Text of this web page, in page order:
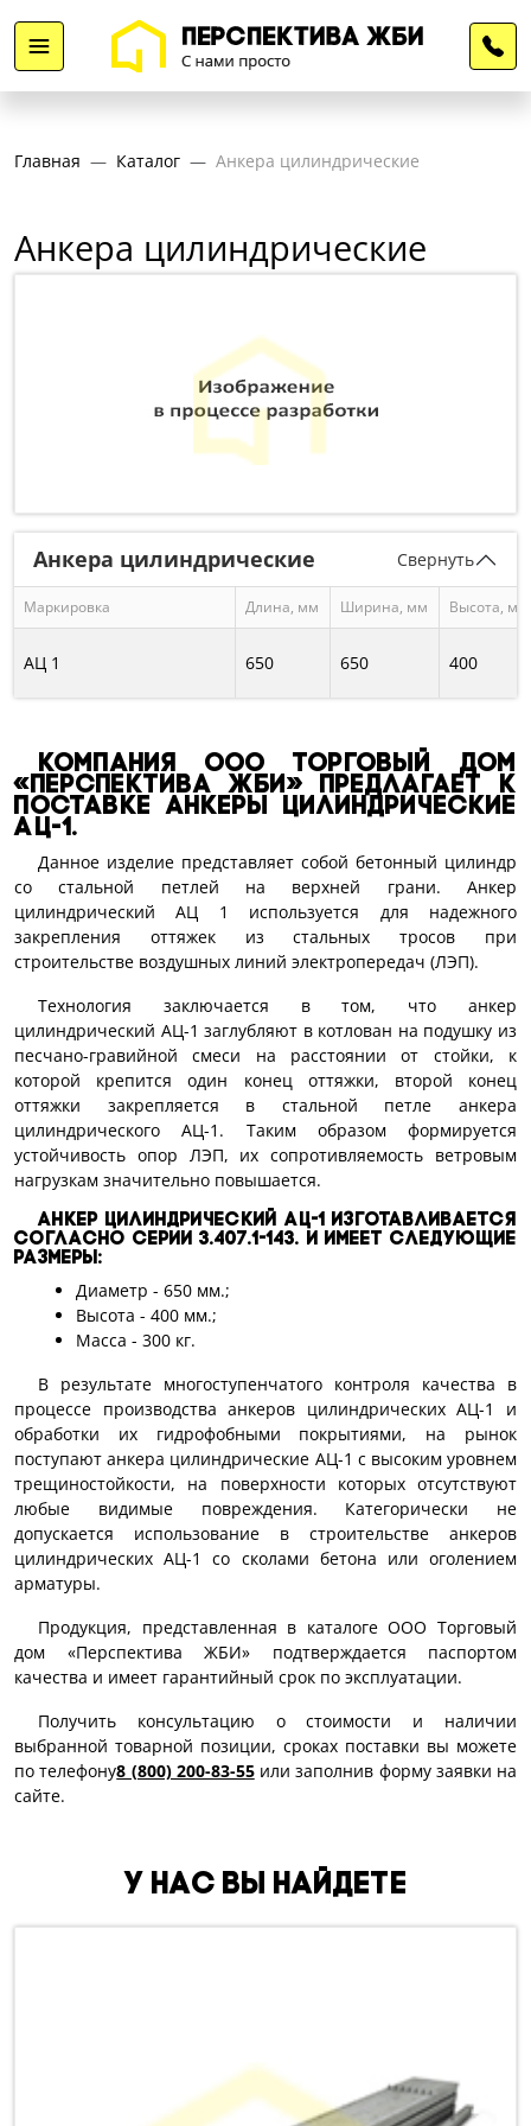
Главная Каталог Анкера цилиндрические
Анкера цилиндрические
Анкера цилиндрические Свернуть
Маркировка Длина, мм Ширина, мм Высота, мм
АЦ 1 650 650 400
Компания ООО Торговый дом
«Перспектива ЖБИ» предлагает к
поставке анкеры цилиндрические
АЦ-1.
Данное изделие представляет собой бетонный цилиндр
со стальной петлей на верхней грани. Анкер
цилиндрический АЦ 1 используется для надежного
закрепления оттяжек из стальных тросов при
строительстве воздушных линий электропередач (ЛЭП).
Технология заключается в том, что анкер
цилиндрический АЦ-1 заглубляют в котлован на подушку из
песчано-гравийной смеси на расстоянии от стойки, к
которой крепится один конец оттяжки, второй конец
оттяжки закрепляется в стальной петле анкера
цилиндрического АЦ-1. Таким образом формируется
устойчивость опор ЛЭП, их сопротивляемость ветровым
нагрузкам значительно повышается.
Анкер цилиндрический АЦ-1 изготавливается
согласно Серии 3.407.1-143. и имеет следующие
размеры:
Диаметр - 650 мм.;
Высота - 400 мм.;
Масса - 300 кг.
В результате многоступенчатого контроля качества в
процессе производства анкеров цилиндрических АЦ-1 и
обработки их гидрофобными покрытиями, на рынок
поступают анкера цилиндрические АЦ-1 с высоким уровнем
трещиностойкости, на поверхности которых отсутствуют
любые видимые повреждения. Категорически не
допускается использование в строительстве анкеров
цилиндрических АЦ-1 со сколами бетона или оголением
арматуры.
Продукция, представленная в каталоге ООО Торговый
дом «Перспектива ЖБИ» подтверждается паспортом
качества и имеет гарантийный срок по эксплуатации.
Получить консультацию о стоимости и наличии
выбранной товарной позиции, сроках поставки вы можете
по телефону8 (800) 200-83-55или заполнив форму заявки на
сайте.
У нас вы найдете